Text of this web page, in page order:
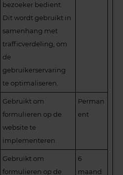
bezoeker bedient.
Dit wordt gebruikt in
samenhang met
trafficverdeling, om
de
gebruikerservaring
te optimaliseren.
Gebruikt om
formulieren op de
website te
implementeren.
Perman
ent
Gebruikt om
formulieren op de
6
maand